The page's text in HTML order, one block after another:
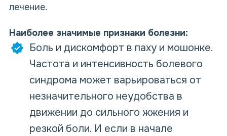
лечение.
Наиболее значимые признаки болезни:
Боль и дискомфорт в паху и мошонке.
Частота и интенсивность болевого
синдрома может варьироваться от
незначительного неудобства в
движении до сильного жжения и
резкой боли. И если в начале